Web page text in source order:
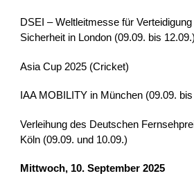
DSEI – Weltleitmesse für Verteidigung
Sicherheit in London (09.09. bis 12.09.)
Asia Cup 2025 (Cricket)
IAA MOBILITY in München (09.09.
Verleihung des Deutschen
Köln (09.09. und 10.09.)
Mittwoch, 10. September 2025